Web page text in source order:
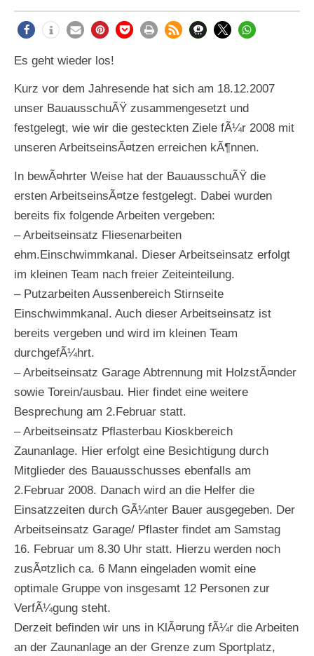
Es geht wieder los!
Kurz vor dem Jahresende hat sich am 18.12.2007
unser BauausschuÃŸ zusammengesetzt und
festgelegt, wie wir die gesteckten Ziele fÃ¼r 2008 mit
unseren ArbeitseinsÃ¤tzen erreichen kÃ¶nnen.
In bewÃ¤hrter Weise hat der BauausschuÃŸ die
ersten ArbeitseinsÃ¤tze festgelegt. Dabei wurden
bereits fix folgende Arbeiten vergeben:
– Arbeitseinsatz Fliesenarbeiten
ehm.Einschwimmkanal. Dieser Arbeitseinsatz erfolgt
im kleinen Team nach freier Zeiteinteilung.
– Putzarbeiten Aussenbereich Stirnseite
Einschwimmkanal. Auch dieser Arbeitseinsatz ist
bereits vergeben und wird im kleinen Team
durchgefÃ¼hrt.
– Arbeitseinsatz Garage Abtrennung mit HolzstÃ¤nder
sowie Torein/ausbau. Hier findet eine weitere
Besprechung am 2.Februar statt.
– Arbeitseinsatz Pflasterbau Kioskbereich
Zaunanlage. Hier erfolgt eine Besichtigung durch
Mitglieder des Bauausschusses ebenfalls am
2.Februar 2008. Danach wird an die Helfer die
Einsatzzeiten durch GÃ¼nter Bauer ausgegeben. Der
Arbeitseinsatz Garage/ Pflaster findet am Samstag
16. Februar um 8.30 Uhr statt. Hierzu werden noch
zusÃ¤tzlich ca. 6 Mann eingeladen womit eine
optimale Gruppe von insgesamt 12 Personen zur
VerfÃ¼gung steht.
Derzeit befinden wir uns in KlÃ¤rung fÃ¼r die Arbeiten
an der Zaunanlage an der Grenze zum Sportplatz,